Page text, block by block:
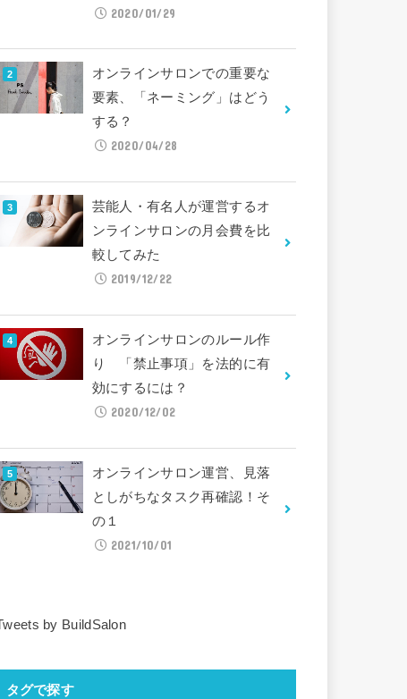
2020/01/29
オンラインサロンでの重要な
要素、「ネーミング」はどう
する？
2020/04/28
芸能人・有名人が運営するオ
ンラインサロンの月会費を比
較してみた
2019/12/22
オンラインサロンのルール作
り 「禁止事項」を法的に有
効にするには？
2020/12/02
オンラインサロン運営、見落
としがちなタスク再確認！そ
の１
2021/10/01
by BuildSalon
タグで探す